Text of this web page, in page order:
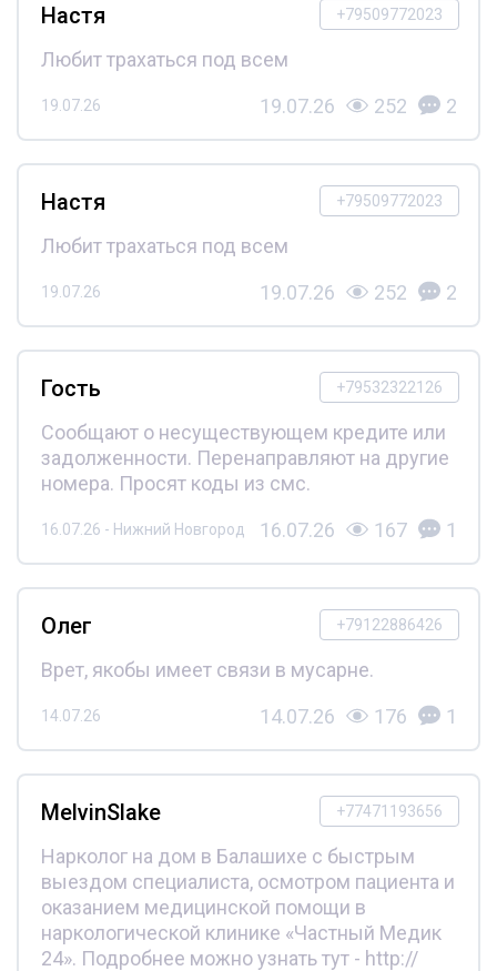
+79509772023
Настя
Любит трахаться под всем
19.07.26 19.07.26 252 2
+79509772023
Настя
Любит трахаться под всем
19.07.26 19.07.26 252 2
+79532322126
Гость
Сообщают о несуществующем кредите или
задолженности. Перенаправляют на другие
номера. Просят коды из смс.
16.07.26 - Нижний Новгород 16.07.26 167 1
+79122886426
Олег
Врет, якобы имеет связи в мусарне.
14.07.26 14.07.26 176 1
+77471193656
MelvinSlake
Нарколог на дом в Балашихе с быстрым
выездом специалиста, осмотром пациента и
оказанием медицинской помощи в
наркологической клинике «Частный Медик
24». Подробнее можно узнать тут - http://